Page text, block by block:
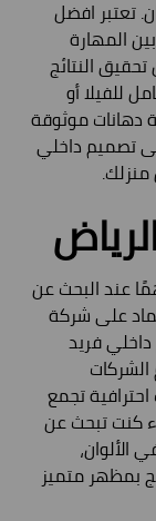
تعتبر افضل
المهارة
النتائج
للفيلا أو
دهانات موثوقة
تصميم داخلي
عند البحث عن
على شركة
فريد
تجمع
كنت تبحث عن
الألوان،
بمظهر متميز